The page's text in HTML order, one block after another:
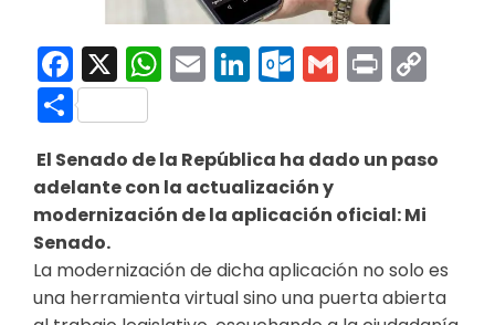
Facebook
X WhatsApp
EmailLinkedInGmail
Print
Compartir
El Senado de la República ha dado un paso
adelante con la actualización y
modernización de la aplicación oficial: Mi
Senado.
La modernización de dicha aplicación no solo es
una herramienta virtual sino una puerta abierta